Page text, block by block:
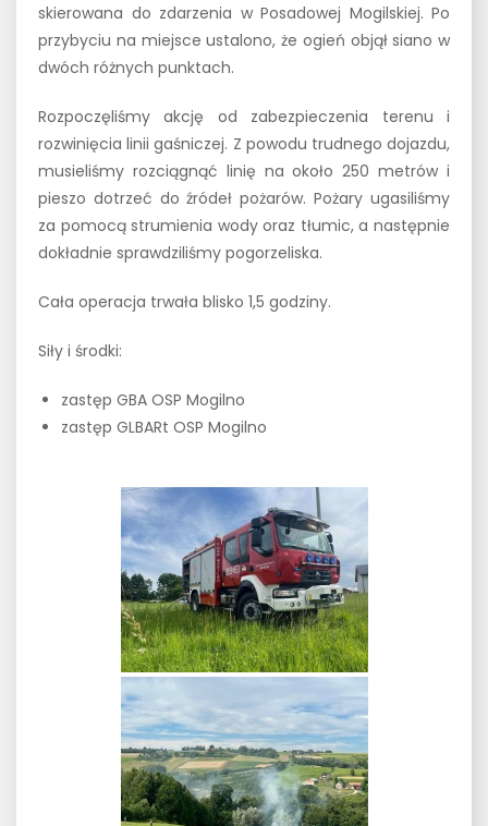
skierowana do zdarzenia w Posadowej Mogilskiej. Po
przybyciu na miejsce ustalono, że ogień objął siano w
dwóch różnych punktach.
Rozpoczęliśmy akcję od zabezpieczenia terenu i
rozwinięcia linii gaśniczej. Z powodu trudnego dojazdu,
musieliśmy rozciągnąć linię na około 250 metrów i
pieszo dotrzeć do źródeł pożarów. Pożary ugasiliśmy
za pomocą strumienia wody oraz tłumic, a następnie
dokładnie sprawdziliśmy pogorzeliska.
Cała operacja trwała blisko 1,5 godziny.
Siły i środki:
zastęp GBA OSP Mogilno
zastęp GLBARt OSP Mogilno